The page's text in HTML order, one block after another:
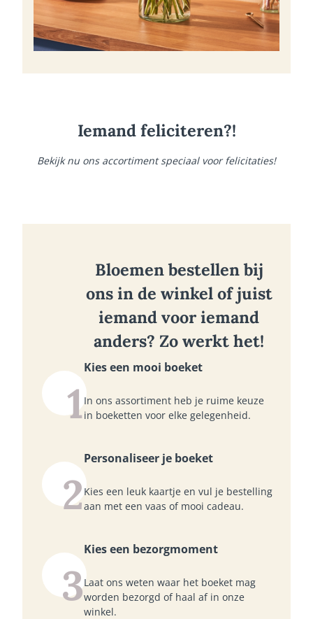
Iemand feliciteren?!
Bekijk nu ons accortiment speciaal voor felicitaties!
Bloemen bestellen bij
ons in de winkel of juist
iemand voor iemand
anders? Zo werkt het!
1
Kies een mooi boeket
In ons assortiment heb je ruime keuze
in boeketten voor elke gelegenheid.
2
Personaliseer je boeket
Kies een leuk kaartje en vul je bestelling
aan met een vaas of mooi cadeau.
3
Kies een bezorgmoment
Laat ons weten waar het boeket mag
worden bezorgd of haal af in onze
winkel.